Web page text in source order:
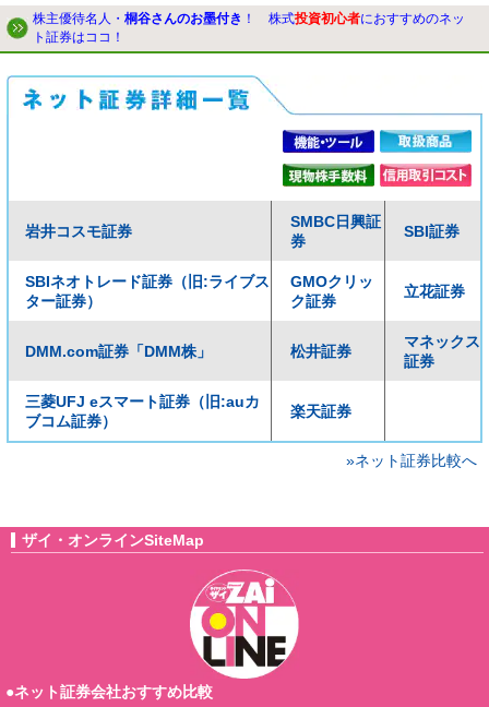
株主優待名人・ 桐谷さんのお墨付き ！ 株式投資初心者におすすめのネッ
ト証券はココ！
岩井コスモ証券
SMBC日興証
券
SBI証券
SBIネオトレード証券（旧:ライブス
ター証券）
GMOクリッ
ク証券
立花証券
DMM.com証券「DMM株」 松井証券
マネックス
証券
三菱UFJ eスマート証券（旧:auカ
ブコム証券）
楽天証券
»ネット証券比較へ
ザイ・オンラインSiteMap
●ネット証券会社おすすめ比較